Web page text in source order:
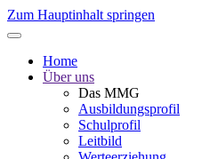
Zum Hauptinhalt springen
Home
Über uns
Das MMG
Ausbildungsprofil
Schulprofil
Leitbild